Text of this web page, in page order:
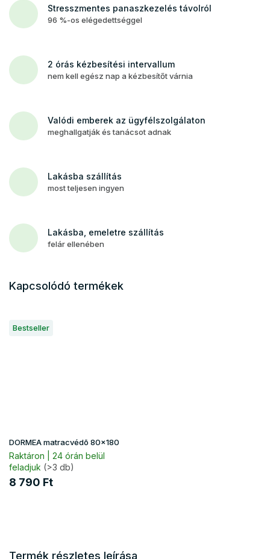
Stresszmentes panaszkezelés távolról
96 %-os elégedettséggel
2 órás kézbesítési intervallum
nem kell egész nap a kézbesítőt várnia
Valódi emberek az ügyfélszolgálaton
meghallgatják és tanácsot adnak
Lakásba szállítás
most teljesen ingyen
Lakásba, emeletre szállítás
felár ellenében
Kapcsolódó termékek
Bestseller
DORMEA matracvédõ 80x180
Raktáron | 24 órán belül
feladjuk (>3 db)
8 790 Ft
Termék részletes leírása